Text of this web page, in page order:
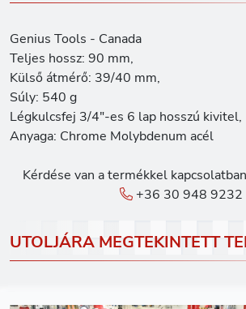
Genius Tools - Canada
Teljes hossz: 90 mm,
Külső átmérő: 39/40 mm,
Súly: 540 g
Légkulcsfej 3/4"-es 6 lap hosszú kivitel,
Anyaga: Chrome Molybdenum acél
Kérdése van a termékkel
+36 30 948 9232
UTOLJÁRA MEGTEKINTETT